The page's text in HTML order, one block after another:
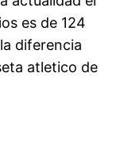
es de 124
diferencia
atletico de